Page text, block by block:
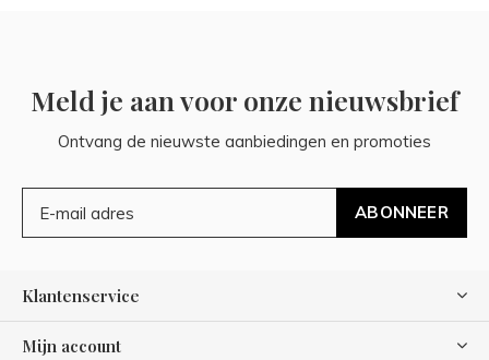
Meld je aan voor onze nieuwsbrief
Ontvang de nieuwste aanbiedingen en promoties
ABONNEER
Klantenservice
Mijn account